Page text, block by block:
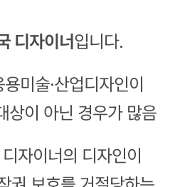
디자이너입니다.
미술·산업디자인이
상이 아닌 경우가 많음
자이너의 디자인이